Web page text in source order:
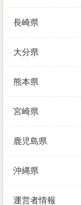
長崎県
大分県
熊本県
宮崎県
鹿児島県
沖縄県
運営者情報